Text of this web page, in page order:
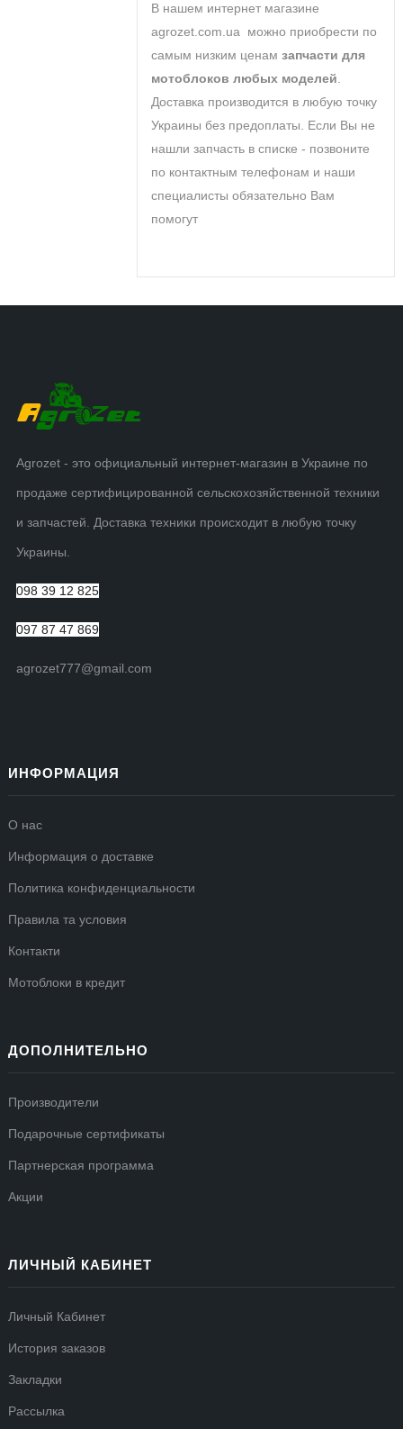
В нашем интернет магазине
agrozet.com.ua можно приобрести по
самым низким ценамзапчасти для
мотоблоков любых моделей
Доставка производится в любую точку
Украины без предоплаты. Если Вы не
нашли запчасть в списке - позвоните
по контактным телефонам и наши
специалисты обязательно Вам
помогут
Agrozet - это официальный интернет-магазин в Украине по
продаже сертифицированной сельскохозяйственной техники
и запчастей. Доставка техники происходит в любую точку
Украины.
098 39 12 825
097 87 47 869
agrozet777@gmail.com
ИНФОРМАЦИЯ
О нас
Информация о доставке
Политика конфиденциальности
Правила та условия
Контакти
Мотоблоки в кредит
ДОПОЛНИТЕЛЬНО
Производители
Подарочные сертификаты
Партнерская программа
Акции
ЛИЧНЫЙ КАБИНЕТ
Личный Кабинет
История заказов
Закладки
Рассылка